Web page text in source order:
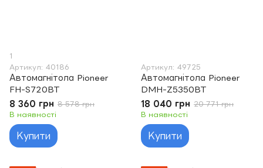
1
Артикул: 40186
Автомагнітола Pioneer
FH-S720BT
8 360 грн 8 578 грн
В наявності
Купити
Артикул: 49725
Автомагнітола Pioneer
DMH-Z5350BT
18 040 грн 20 771 грн
В наявності
Купити